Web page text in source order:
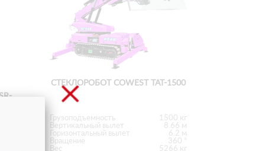
СТЕКЛОРОБОТ COWEST TAT-1500
Грузоподъемность
1500 кг
Вертикальный вылет
8.66 м
Горизонтальный вылет
6.2 м
Вращение
360 °
Вес
5266 кг